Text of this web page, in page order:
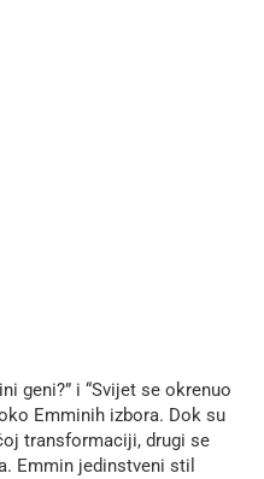
geni?” i “Svijet se okrenuo
Emminih izbora. Dok su
transformaciji, drugi se
Emmin jedinstveni stil